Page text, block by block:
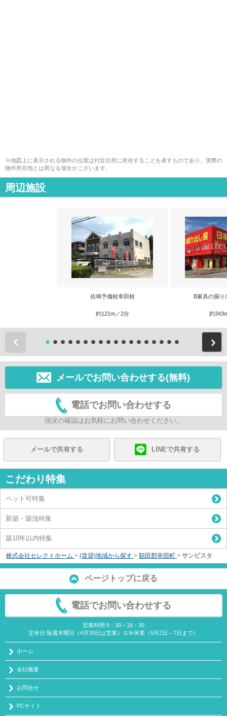
※地図上に表示される物件の位置は付近住所に所在することを表すものであり、実際の
物件所在地とは異なる場合がございます。
周辺施設
佐鳴予備校幸田校
約121m／2分
B家具の掘り
約
メールでお問い合わせする(無料)
電話でお問い合わせする
現況の確認はお気軽にお問い合わせください。
メールで共有する LINEで共有する
こだわり特集
ペット可特集
新築・築浅特集
築10年以内特集
株式会社セレクトホーム > (賃貸)地域から探す > 額田郡幸田町 > サンビスタ
ページトップに戻る
電話でお問い合わせする
営業時間:9：30～18：30
定休日:毎週木曜日（4月30日は営業）ＧＷ休業（5月2日～7日まで）
ホーム
会社概要
お問合せ
PCサイト